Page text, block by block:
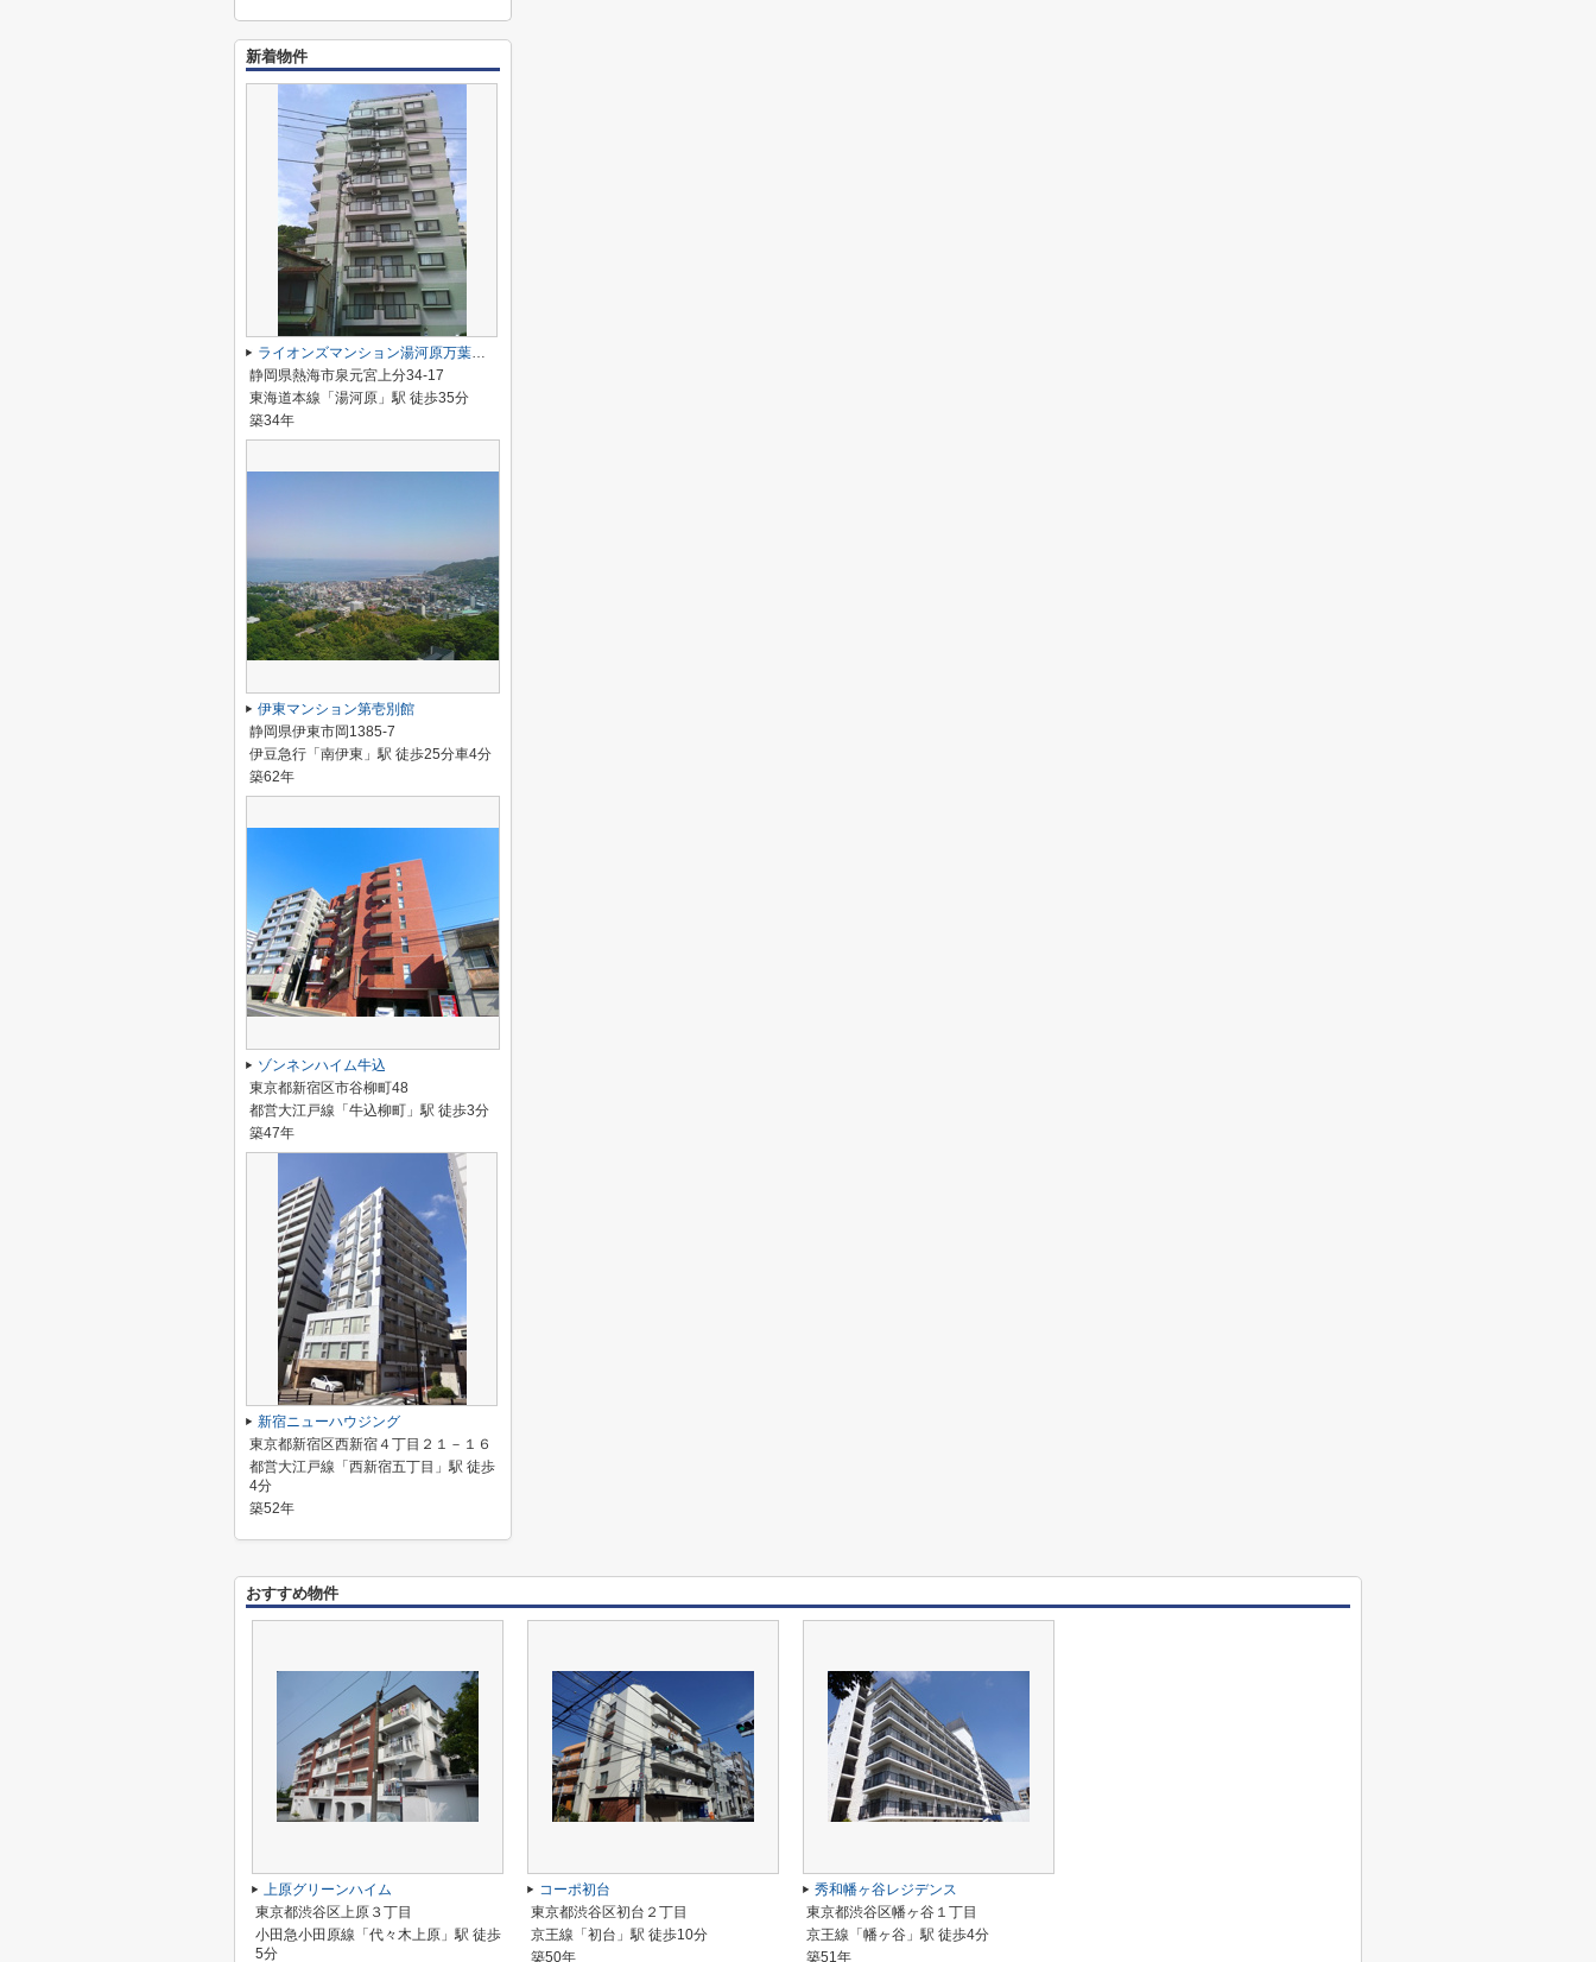
新着物件
ライオンズマンション湯河原万葉公園
静岡県熱海市泉元宮上分34-17
東海道本線「湯河原」駅 徒歩35分
築34年
伊東マンション第壱別館
静岡県伊東市岡1385-7
伊豆急行「南伊東」駅 徒歩25分車4分
築62年
ゾンネンハイム牛込
東京都新宿区市谷柳町48
都営大江戸線「牛込柳町」駅 徒歩3分
築47年
新宿ニューハウジング
東京都新宿区西新宿４丁目２１－１６
都営大江戸線「西新宿五丁目」駅 徒歩
4分
築52年
おすすめ物件
上原グリーンハイム
東京都渋谷区上原３丁目
小田急小田原線「代々木上原」駅 徒歩
5分
コーポ初台
東京都渋谷区初台２丁目
京王線「初台」駅 徒歩10分
築50年
秀和幡ヶ谷レジデンス
東京都渋谷区幡ヶ谷１丁目
京王線「幡ヶ谷」駅 徒歩4分
築51年